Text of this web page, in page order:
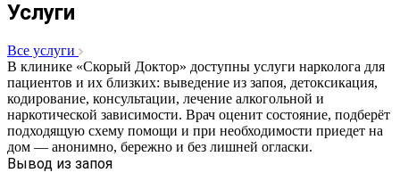
Услуги
Все услуги
В клинике «Скорый Доктор» доступны услуги нарколога для
пациентов и их близких: выведение из запоя, детоксикация,
кодирование, консультации, лечение алкогольной и
наркотической зависимости. Врач оценит состояние, подберёт
подходящую схему помощи и при необходимости приедет на
дом — анонимно, бережно и без лишней огласки.
Вывод из запоя